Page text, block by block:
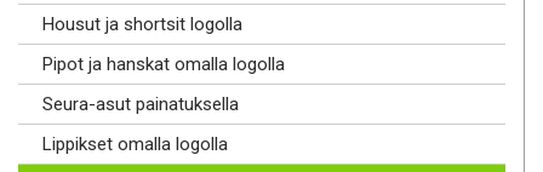
Housut ja shortsit logolla
Pipot ja hanskat omalla logolla
Seura-asut painatuksella
Lippikset omalla logolla